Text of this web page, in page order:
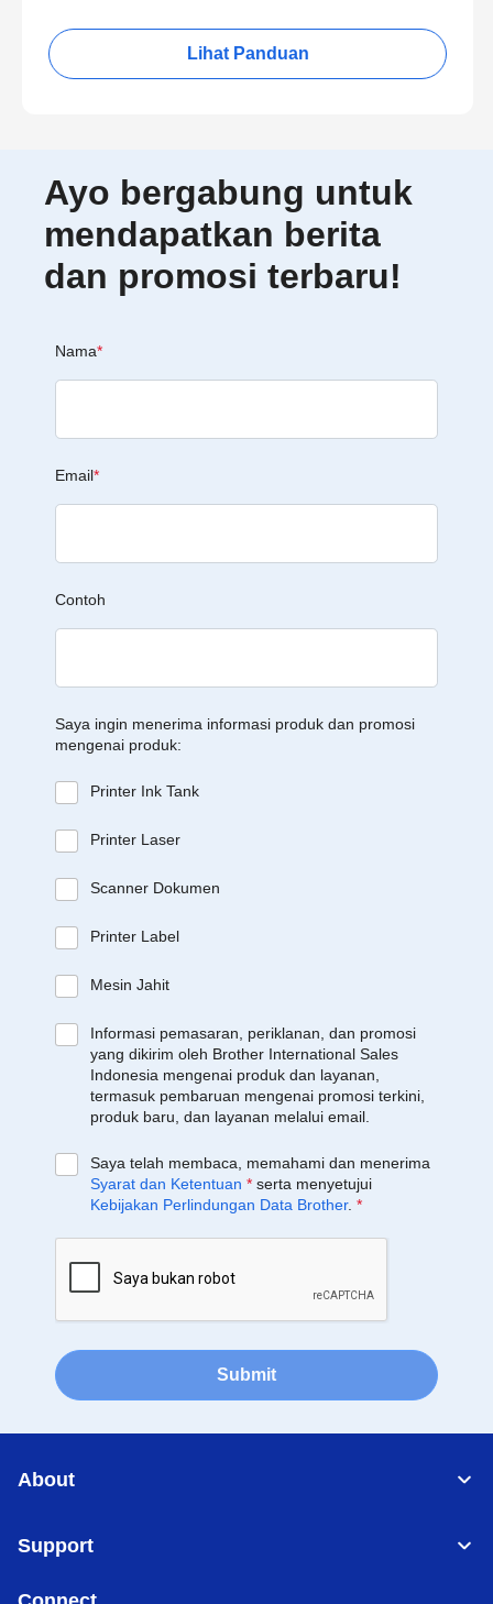
Lihat Panduan
Ayo bergabung untuk
mendapatkan berita
dan promosi terbaru!
Nama*
Email*
Contoh
Saya ingin menerima informasi produk dan promosi
mengenai produk:
Printer Ink Tank
Printer Laser
Scanner Dokumen
Printer Label
Mesin Jahit
Informasi pemasaran, periklanan, dan promosi
yang dikirim oleh Brother International Sales
Indonesia mengenai produk dan layanan,
termasuk pembaruan mengenai promosi terkini,
produk baru, dan layanan melalui email.
Saya telah membaca, memahami dan menerima
Syarat dan Ketentuan * serta menyetujui
Kebijakan Perlindungan Data Brother. *
Submit
About
Support